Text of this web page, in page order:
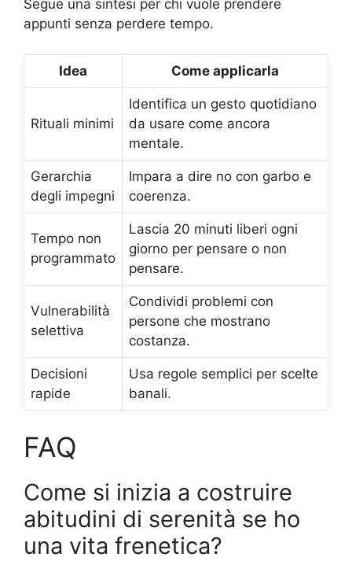
Segue una sintesi per chi vuole prendere
appunti senza perdere tempo.
Idea Come applicarla
Rituali minimi
Identifica un gesto quotidiano
da usare come ancora
mentale.
Gerarchia
degli impegni
Impara a dire no con garbo e
coerenza.
Tempo non
programmato
Lascia 20 minuti liberi ogni
giorno per pensare o non
pensare.
Vulnerabilità
selettiva
Condividi problemi con
persone che mostrano
costanza.
Decisioni
rapide
Usa regole semplici per scelte
banali.
FAQ
Come si inizia a costruire
abitudini di serenità se ho
una vita frenetica?